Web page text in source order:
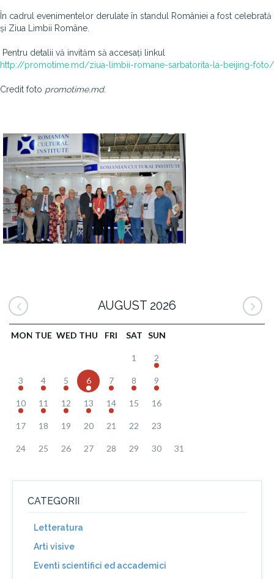
În cadrul evenimentelor derulate în standul României a fost celebrată
și Ziua Limbii Române.
Pentru detalii vă invităm să accesați linkul
http://promotime.md/ziua-limbii-romane-sarbatorita-la-beijing-foto/
Credit foto promotime.md.
AUGUST 2026
MON TUE WED THU FRI SAT SUN
1 2
3 4 5 6 7 8 9
10 11 12 13 14 15 16
17 18 19 20 21 22 23
24 25 26 27 28 29 30 31
CATEGORII
Letteratura
Arti visive
Eventi scientifici ed accademici